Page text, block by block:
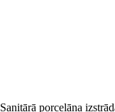
Sanitārā porcelāna